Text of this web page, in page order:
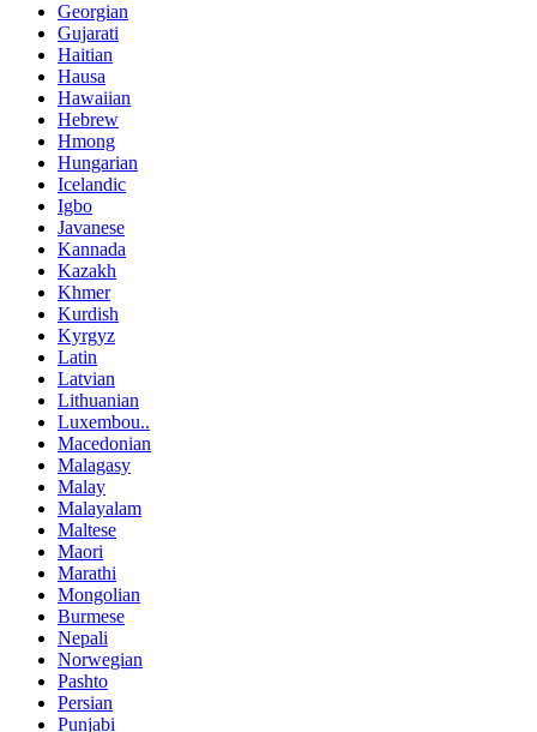
Georgian
Gujarati
Haitian
Hausa
Hawaiian
Hebrew
Hmong
Hungarian
Icelandic
Igbo
Javanese
Kannada
Kazakh
Khmer
Kurdish
Kyrgyz
Latin
Latvian
Lithuanian
Luxembou..
Macedonian
Malagasy
Malay
Malayalam
Maltese
Maori
Marathi
Mongolian
Burmese
Nepali
Norwegian
Pashto
Persian
Punjabi